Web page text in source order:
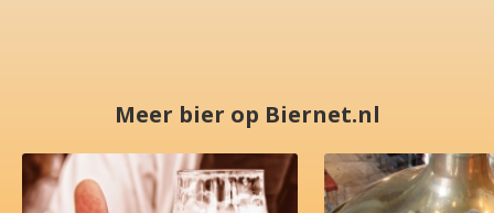
Meer bier op Biernet.nl